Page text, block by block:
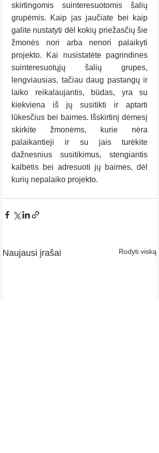
skirtingomis suinteresuotomis šalių
grupėmis. Kaip jas jaučiate bei kaip
galite nustatyti dėl kokių priežasčių šie
žmonės nori arba nenori palaikyti
projekto. Kai nusistatėte pagrindines
suinteresuotųjų šalių grupes,
lengviausias, tačiau daug pastangų ir
laiko reikalaujantis, būdas, yra su
kiekviena iš jų susitikti ir aptarti
lūkesčius bei baimes. Išskirtinį dėmesį
skirkite žmonėms, kurie nėra
palaikantieji ir su jais turėkite
dažnesnius susitikimus, stengiantis
kalbėtis bei adresuoti jų baimes, dėl
kurių nepalaiko projekto.
Naujausi įrašai Rodyti viską